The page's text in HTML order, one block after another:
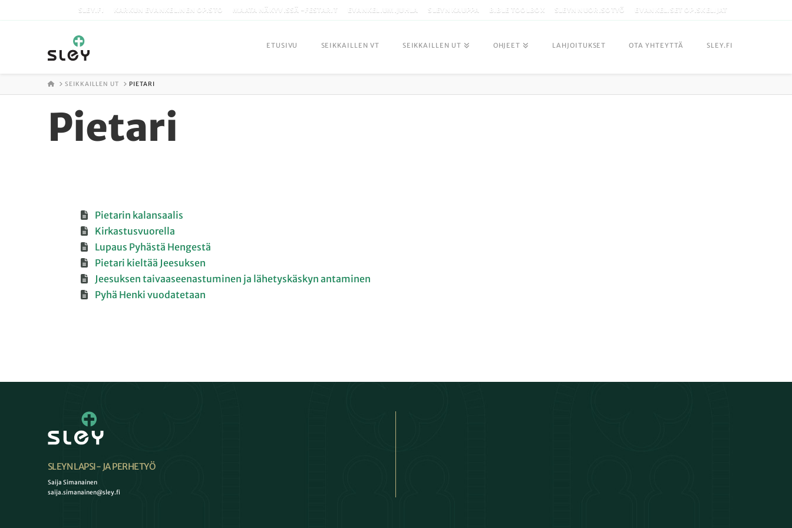
SLEY.FI KARKUN EVANKELINEN OPISTO MAATA NÄKYVISSÄ -FESTARIT EVANKELIUMIJUHLA SLEYN KAUPPA BIBLE TOOLBOX SLEYN NUORISOTYÖ EVANKELISET OPISKELIJAT
ETUSIVU SEIKKAILLEN VT SEIKKAILLEN UT OHJEET LAHJOITUKSET OTA YHTEYTTÄ SLEY.FI
ETUSIVU
SEIKKAILLEN UT PIETARI
Pietari
Pietarin kalansaalis
Kirkastusvuorella
Lupaus Pyhästä Hengestä
Pietari kieltää Jeesuksen
Jeesuksen taivaaseenastuminen ja lähetyskäskyn antaminen
Pyhä Henki vuodatetaan
SLEYN LAPSI- JA PERHETYÖ
Saija Simanainen
saija.simanainen@sley.fi